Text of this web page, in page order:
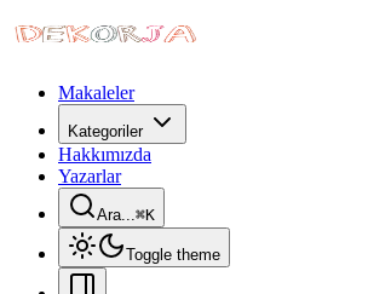
Makaleler
Kategoriler
Hakkımızda
Yazarlar
Ara...⌘K
Toggle theme